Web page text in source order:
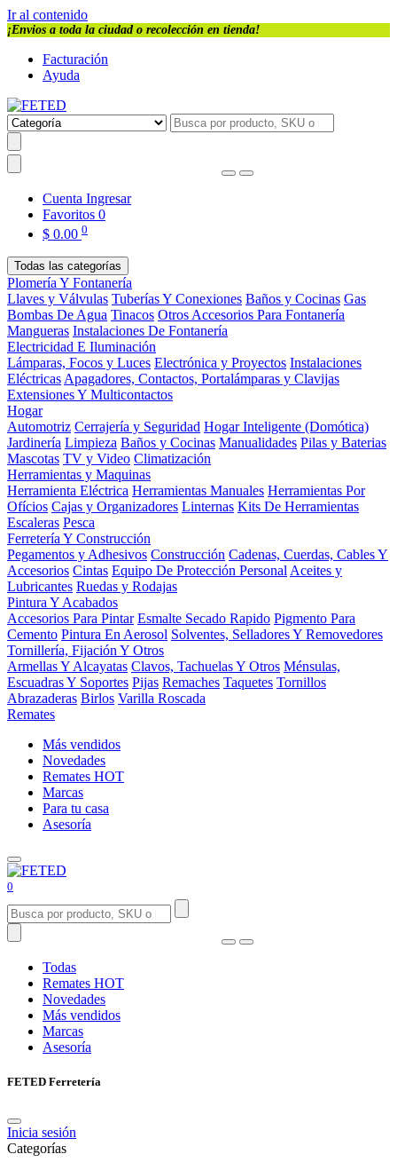
Ir al contenido
¡Envios a toda la ciudad o recolección en tienda!
Facturación
Ayuda
Cuenta Ingresar
Favoritos 0
$ 0.00 0
Todas las categorías
Plomería Y Fontanería
Llaves y Válvulas Tuberías Y Conexiones Baños y Cocinas Gas
Bombas De Agua Tinacos Otros Accesorios Para Fontanería
Mangueras Instalaciones De Fontanería
Electricidad E Iluminación
Lámparas, Focos y Luces Electrónica y Proyectos Instalaciones
Eléctricas Apagadores, Contactos, Portalámparas y Clavijas
Extensiones Y Multicontactos
Hogar
Automotriz Cerrajería y Seguridad Hogar Inteligente (Domótica)
Jardinería Limpieza Baños y Cocinas Manualidades Pilas y Baterias
Mascotas TV y Video Climatización
Herramientas y Maquinas
Herramienta Eléctrica Herramientas Manuales Herramientas Por
Ofícios Cajas y Organizadores Linternas Kits De Herramientas
Escaleras Pesca
Ferretería Y Construcción
Pegamentos y Adhesivos Construcción Cadenas, Cuerdas, Cables Y
Accesorios Cintas Equipo De Protección Personal Aceites y
Lubricantes Ruedas y Rodajas
Pintura Y Acabados
Accesorios Para Pintar Esmalte Secado Rapido Pigmento Para
Cemento Pintura En Aerosol Solventes, Selladores Y Removedores
Tornillería, Fijación Y Otros
Armellas Y Alcayatas Clavos, Tachuelas Y Otros Ménsulas,
Escuadras Y Soportes Pijas Remaches Taquetes Tornillos
Abrazaderas Birlos Varilla Roscada
Remates
Más vendidos
Novedades
Remates HOT
Marcas
Para tu casa
Asesoría
0
Todas
Remates HOT
Novedades
Más vendidos
Marcas
Asesoría
FETED Ferretería
Inicia sesión
Categorías